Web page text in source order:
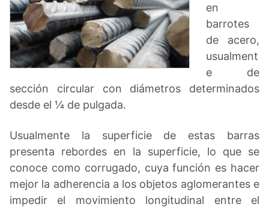
en
barrotes
de acero,
usualment
e de
sección circular con diámetros determinados
desde el ¼ de pulgada.
Usualmente la superficie de estas barras
presenta rebordes en la superficie, lo que se
conoce como corrugado, cuya función es hacer
mejor la adherencia a los objetos aglomerantes e
impedir el movimiento longitudinal entre el